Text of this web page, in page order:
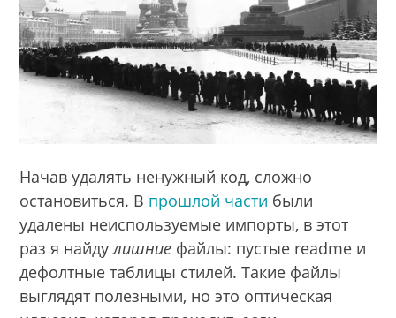
Начав удалять ненужный код, сложно
остановиться. В прошлой части были
удалены неиспользуемые импорты, в этот
раз я найдулишние файлы: пустые readme и
дефолтные таблицы стилей. Такие файлы
выглядят полезными, но это оптическая